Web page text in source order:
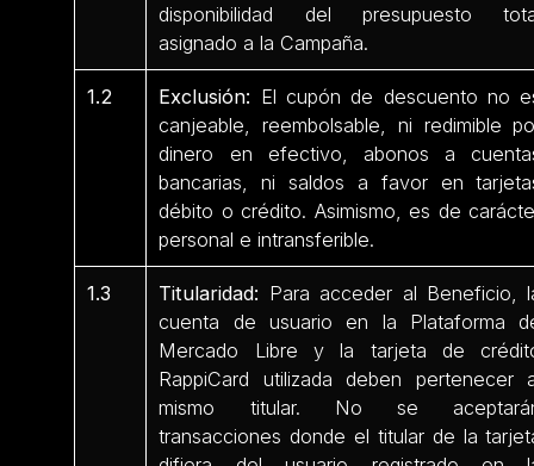
disponibilidad del presupuesto
asignado a la Campaña.
1.2 Exclusión: El cupón de descuento no
canjeable, reembolsable, ni redimible
dinero en efectivo, abonos a
bancarias, ni saldos a favor en
débito o crédito. Asimismo, es de
personal e intransferible.
1.3 Titularidad: Para acceder al Beneficio,
cuenta de usuario en la Plataforma
Mercado Libre y la tarjeta de
RappiCard utilizada deben pertenecer
mismo titular. No se
transacciones donde el titular de la